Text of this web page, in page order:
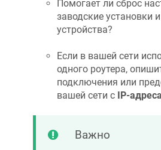
Помогает ли сброс
заводские установки
устройства?
Если в вашей сети
одного роутера,
подключения или
вашей сети с IP-
Важно